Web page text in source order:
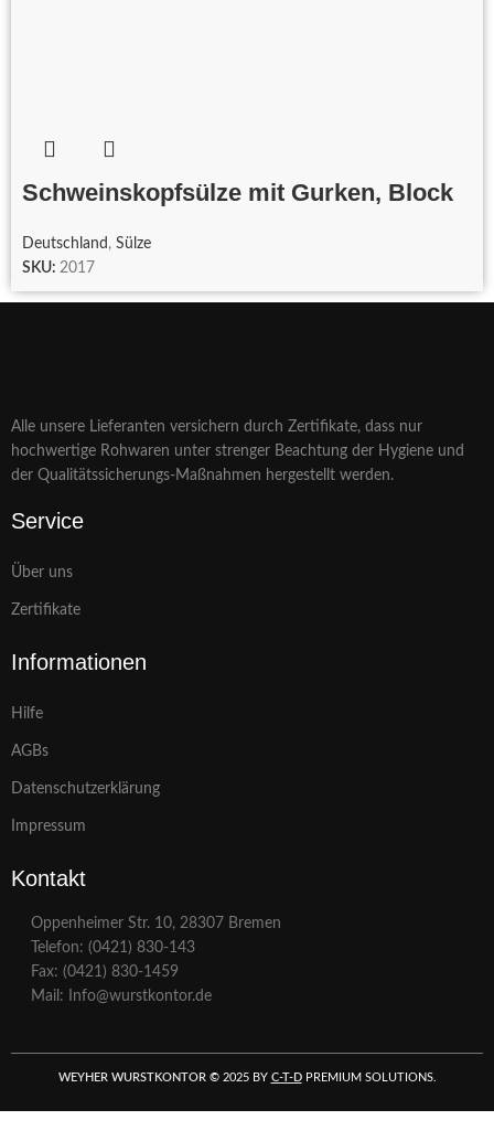
Schweinskopfsülze mit Gurken, Block
Deutschland , Sülze
SKU: 2017
Alle unsere Lieferanten versichern durch Zertifikate, dass nur
hochwertige Rohwaren unter strenger Beachtung der Hygiene und
der Qualitätssicherungs-Maßnahmen hergestellt werden.
Service
Über uns
Zertifikate
Informationen
Hilfe
AGBs
Datenschutzerklärung
Impressum
Kontakt
Oppenheimer Str. 10, 28307 Bremen
Telefon: (0421) 830-143
Fax: (0421) 830-1459
Mail: Info@wurstkontor.de
WEYHER WURSTKONTOR © 2025 BY C-T-DPREMIUM SOLUTIONS.